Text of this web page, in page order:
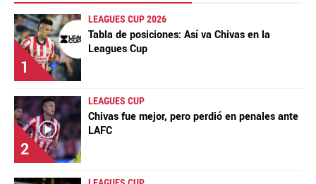
1
LEAGUES CUP 2026
Tabla de posiciones: Así va Chivas en la
Leagues Cup
2
LEAGUES CUP
Chivas fue mejor, pero perdió en penales ante
LAFC